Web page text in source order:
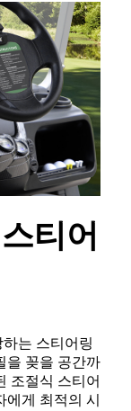
티어
는 스티어링
을 꽂을 공간까
조절식 스티어
게 최적의 시